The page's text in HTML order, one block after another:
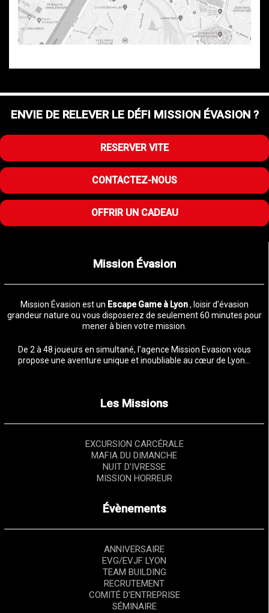
ENVIE DE RELEVER LE DÉFI MISSION ÉVASION ?
RESERVER VITE
CONTACTEZ-NOUS
OFFRIR UN CADEAU
Mission Évasion
Mission Évasion est un Escape Game à Lyon, loisir d’évasion
grandeur nature ou vous disposerez de seulement 60 minutes pour
mener à bien votre mission.
De 2 à 48 joueurs en simultané, l’agence Mission Evasion vous
propose une aventure unique et inoubliable au cœur de Lyon…
Les Missions
EXCURSION CARCÉRALE
MAFIA DU DIMANCHE
NUIT D'IVRESSE
MISSION HORREUR
Évènements
ANNIVERSAIRE
EVG/EVJF LYON
TEAM BUILDING
RECRUTEMENT
COMITÉ D'ENTREPRISE
SÉMINAIRE